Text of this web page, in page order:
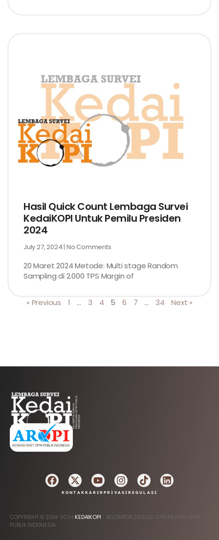
Hasil Quick Count Lembaga Survei
KedaiKOPI Untuk Pemilu Presiden
2024
July 27, 2024 No Comments
20 Maret 2024 Metode: Multi stage Random
Sampling di 2.000 TPS Margin of
« Previous 1 … 3 4 5 6 7 … 34 Next »
AFILIASI
KONTAK KARIRPRIVASI REGULASI
COPYRIGHT © 2014-2024 KEDAIKOPI :: KELOMPOK DISKUSI DAN KAJIAN OPINI
PUBLIK INDONESIA